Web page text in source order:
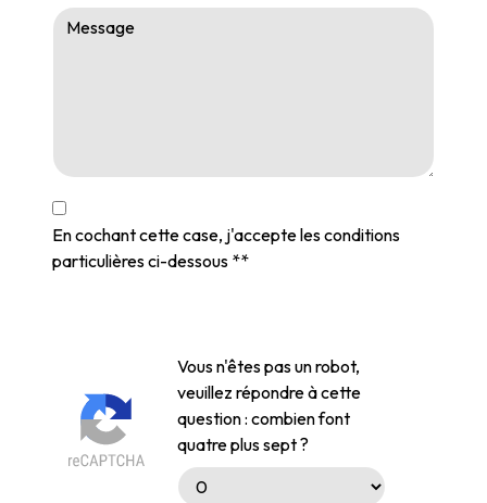
En cochant cette case, j'accepte les conditions
particulières ci-dessous **
Vous n'êtes pas un robot,
veuillez répondre à cette
question : combien font
quatre plus sept ?